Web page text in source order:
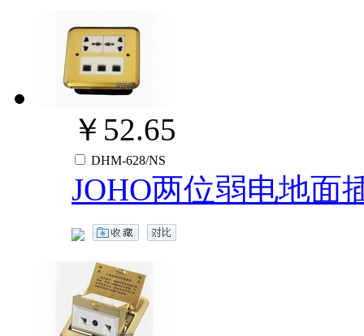
￥52.65
DHM-628/NS
JOHO两位弱电地面